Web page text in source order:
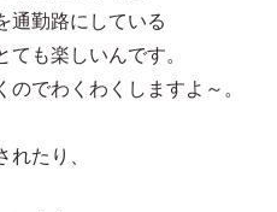
通勤路にしている
も楽しいんです。
でわくわくしますよ～。
たり、